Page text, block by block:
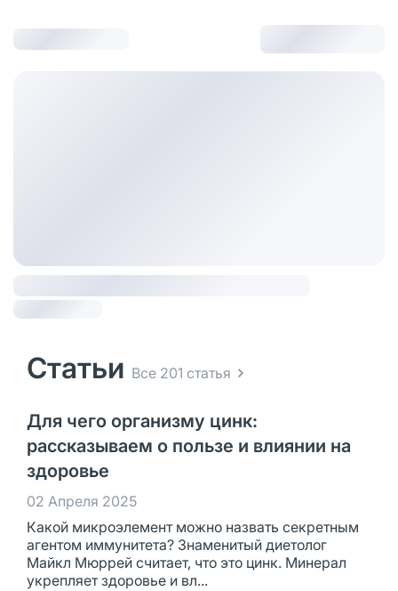
Статьи Все 201 статья
Для чего организму цинк:
рассказываем о пользе и влиянии на
здоровье
02 Апреля 2025
Какой микроэлемент можно назвать секретным
агентом иммунитета? Знаменитый диетолог
Майкл Мюррей считает, что это цинк. Минерал
укрепляет здоровье и вл...